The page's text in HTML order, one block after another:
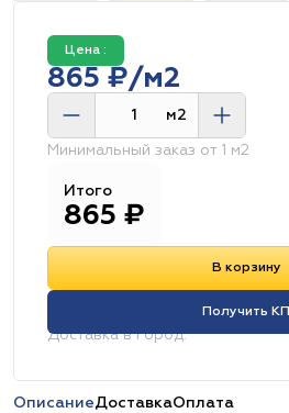
Цена :
865 ₽/м2
м2
Минимальный заказ от 1 м2
Итого
865 ₽
В корзину
Получить КП
Доставка в город:
ОписаниеДоставкаОплата